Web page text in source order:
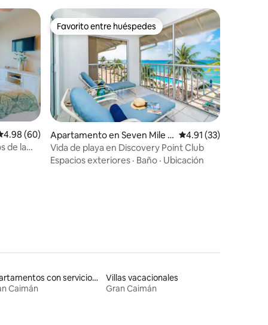
promedio: 4.98 de 5, 60 reseñas
4.98 (60)
de la
Favorito entre huéspedes
Favorito entre huéspedes
Apartamento en Seven Mile B
each
Calificación
4.91 (33)
Vida de playa en Discovery Point Club
Espacios exteriores · Baño · Ubicación
Apartamentos con servicios incluidos vacacionales
Caimán
Villas vacacionales
Gran Caimán